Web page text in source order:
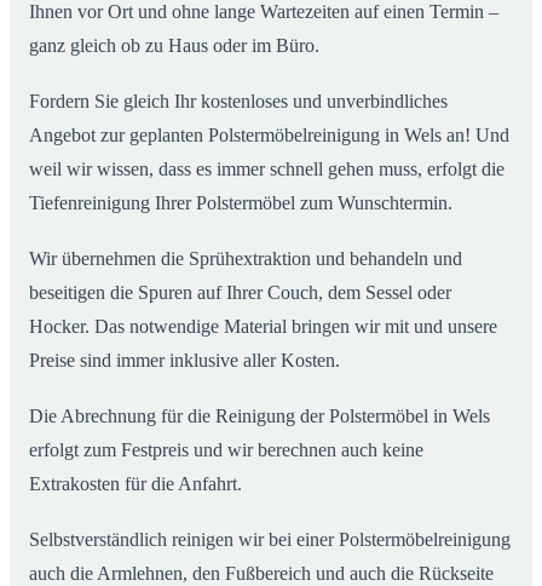
Ihnen vor Ort und ohne lange Wartezeiten auf einen Termin –
ganz gleich ob zu Haus oder im Büro.
Fordern Sie gleich Ihr kostenloses und unverbindliches
Angebot zur geplanten Polstermöbelreinigung in Wels an! Und
weil wir wissen, dass es immer schnell gehen muss, erfolgt die
Tiefenreinigung Ihrer Polstermöbel zum Wunschtermin.
Wir übernehmen die Sprühextraktion und behandeln und
beseitigen die Spuren auf Ihrer Couch, dem Sessel oder
Hocker. Das notwendige Material bringen wir mit und unsere
Preise sind immer inklusive aller Kosten.
Die Abrechnung für die Reinigung der Polstermöbel in Wels
erfolgt zum Festpreis und wir berechnen auch keine
Extrakosten für die Anfahrt.
Selbstverständlich reinigen wir bei einer Polstermöbelreinigung
auch die Armlehnen, den Fußbereich und auch die Rückseite